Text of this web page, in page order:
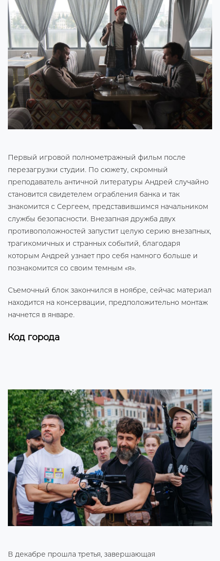
Первый игровой полнометражный фильм после
перезагрузки студии. По сюжету, скромный
преподаватель античной литературы Андрей случайно
становится свидетелем ограбления банка и так
знакомится с Сергеем, представившимся начальником
службы безопасности. Внезапная дружба двух
противоположностей запустит целую серию внезапных,
трагикомичных и странных событий, благодаря
которым Андрей узнает про себя намного больше и
познакомится со своим темным «я».
Съемочный блок закончился в ноябре, сейчас материал
находится на консервации, предположительно монтаж
начнется в январе.
Код города
В декабре прошла третья, завершающая